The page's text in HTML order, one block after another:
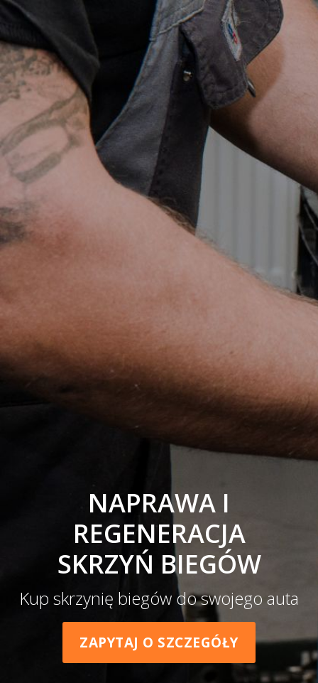
NAPRAWA I
REGENERACJA
SKRZYŃ BIEGÓW
Kup skrzynię biegów do swojego auta
ZAPYTAJ O SZCZEGÓŁY